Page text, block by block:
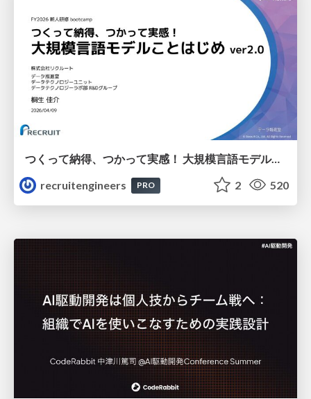
つくって納得、つかって実感！ 大規模言語モデルことはじめ ver2.0
recruitengineers
PRO 2 520